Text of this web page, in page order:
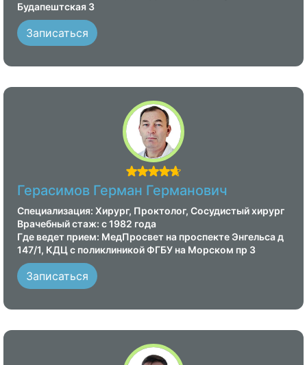
Будапештская 3
Записаться
Герасимов Герман Германович
Специализация: Хирург, Проктолог, Сосудистый хирург
Врачебный стаж: с 1982 года
Где ведет прием: МедПросвет на проспекте Энгельса д
147/1, КДЦ с поликлиникой ФГБУ на Морском пр 3
Записаться